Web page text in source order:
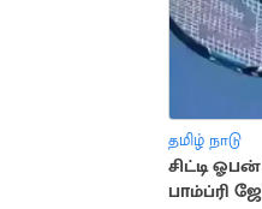
தமிழ் நாடு
சிட்டி
பாம்ப்ரி